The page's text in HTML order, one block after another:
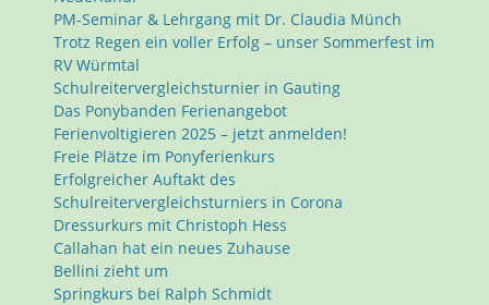
PM-Seminar & Lehrgang mit Dr. Claudia Münch
Trotz Regen ein voller Erfolg – unser Sommerfest im
RV Würmtal
Schulreitervergleichsturnier in Gauting
Das Ponybanden Ferienangebot
Ferienvoltigieren 2025 – jetzt anmelden!
Freie Plätze im Ponyferienkurs
Erfolgreicher Auftakt des
Schulreitervergleichsturniers in Corona
Dressurkurs mit Christoph Hess
Callahan hat ein neues Zuhause
Bellini zieht um
Springkurs bei Ralph Schmidt